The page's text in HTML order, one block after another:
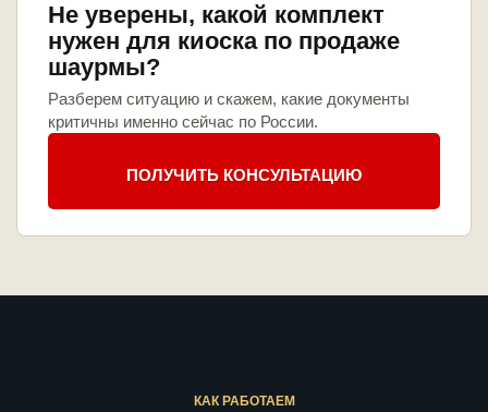
Не уверены, какой комплект
нужен для киоска по продаже
шаурмы?
Разберем ситуацию и скажем, какие документы
критичны именно сейчас по России.
ПОЛУЧИТЬ КОНСУЛЬТАЦИЮ
КАК РАБОТАЕМ